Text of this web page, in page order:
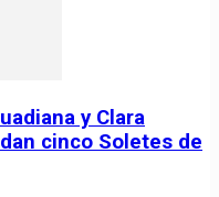
y Clara
cinco Soletes de